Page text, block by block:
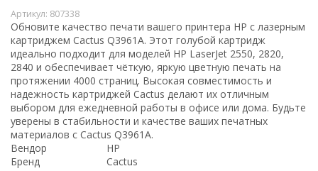
Артикул: 807338
Обновите качество печати вашего принтера HP с лазерным
картриджем Cactus Q3961A. Этот голубой картридж
идеально подходит для моделей HP LaserJet 2550, 2820,
2840 и обеспечивает чёткую, яркую цветную печать на
протяжении 4000 страниц. Высокая совместимость и
надежность картриджей Cactus делают их отличным
выбором для ежедневной работы в офисе или дома. Будьте
уверены в стабильности и качестве ваших печатных
материалов с Cactus Q3961A.
Вендор
HP
Бренд
Cactus